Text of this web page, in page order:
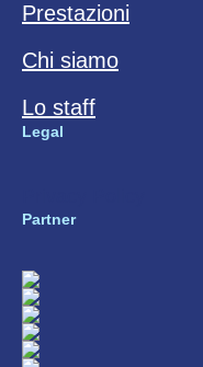
Prestazioni
Chi siamo
Lo staff
Legal
Partner